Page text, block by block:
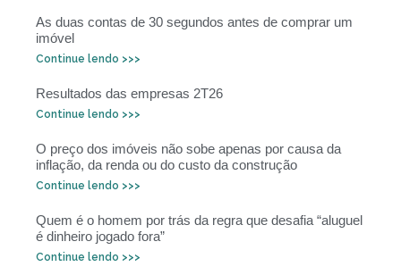
As duas contas de 30 segundos antes de comprar um
imóvel
Continue lendo >>>
Resultados das empresas 2T26
Continue lendo >>>
O preço dos imóveis não sobe apenas por causa da
inflação, da renda ou do custo da construção
Continue lendo >>>
Quem é o homem por trás da regra que desafia “aluguel
é dinheiro jogado fora”
Continue lendo >>>